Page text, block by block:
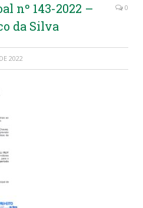
nº 143-2022 –
da Silva
0
2022